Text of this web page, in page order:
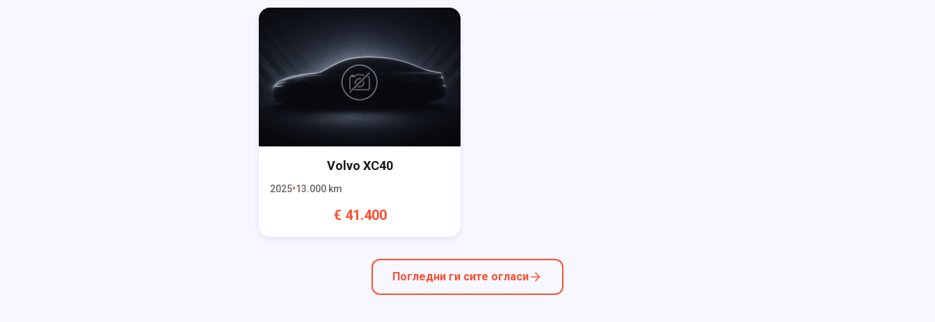
Volvo XC40
2025 13.000 km
€ 41.400
Погледни ги сите огласи